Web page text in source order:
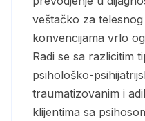
veštačko za
konvencijama vrlo
Radi se sa razlicitim
psihološko-
traumatizovanim i
klijentima sa